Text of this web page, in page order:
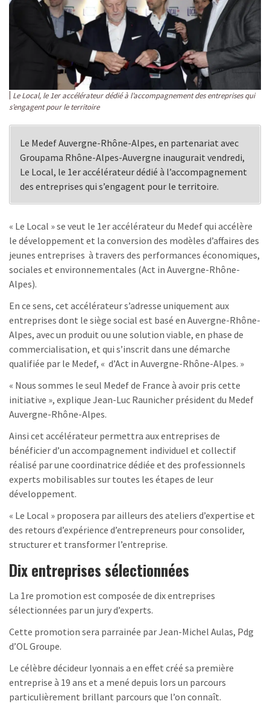
Le Local, le 1er accélérateur dédié à l’accompagnement des entreprises qui
s’engagent pour le territoire
Le Medef Auvergne-Rhône-Alpes, en partenariat avec
Groupama Rhône-Alpes-Auvergne inaugurait vendredi,
Le Local, le 1er accélérateur dédié à l’accompagnement
des entreprises qui s’engagent pour le territoire.
« Le Local » se veut le 1er accélérateur du Medef qui accélère
le développement et la conversion des modèles d’affaires des
jeunes entreprises à travers des performances économiques,
sociales et environnementales (Act in Auvergne-Rhône-
Alpes).
En ce sens, cet accélérateur s’adresse uniquement aux
entreprises dont le siège social est basé en Auvergne-Rhône-
Alpes, avec un produit ou une solution viable, en phase de
commercialisation, et qui s’inscrit dans une démarche
qualifiée par le Medef, « d’Act in Auvergne-Rhône-Alpes. »
« Nous sommes le seul Medef de France à avoir pris cette
initiative », explique Jean-Luc Raunicher président du Medef
Auvergne-Rhône-Alpes.
Ainsi cet accélérateur permettra aux entreprises de
bénéficier d’un accompagnement individuel et collectif
réalisé par une coordinatrice dédiée et des professionnels
experts mobilisables sur toutes les étapes de leur
développement.
« Le Local » proposera par ailleurs des ateliers d’expertise et
des retours d’expérience d’entrepreneurs pour consolider,
structurer et transformer l’entreprise.
Dix entreprises sélectionnées
La 1re promotion est composée de dix entreprises
sélectionnées par un jury d’experts.
Cette promotion sera parrainée par Jean-Michel Aulas, Pdg
d’OL Groupe.
Le célèbre décideur lyonnais a en effet créé sa première
entreprise à 19 ans et a mené depuis lors un parcours
particulièrement brillant parcours que l’on connaît.